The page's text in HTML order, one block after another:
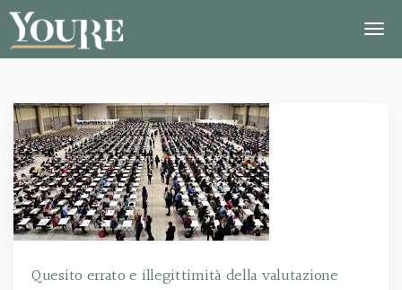
Quesito errato e illegittimità della valutazione